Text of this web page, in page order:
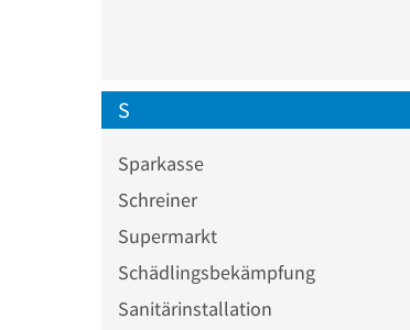
S
Sparkasse
Schreiner
Supermarkt
Schädlingsbekämpfung
Sanitärinstallation